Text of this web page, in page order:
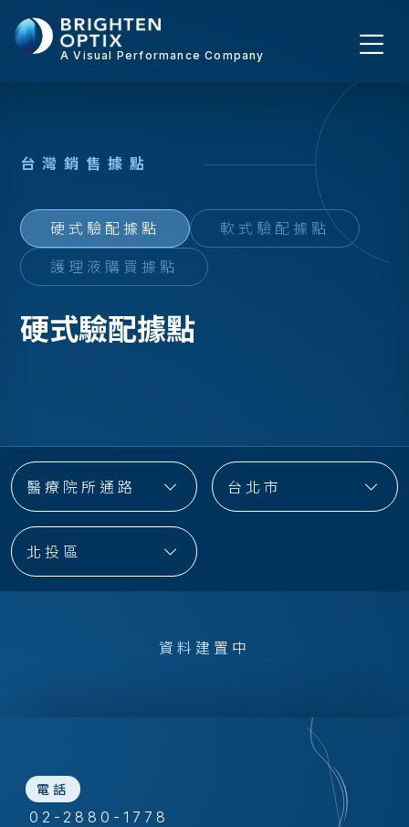
A Visual Performance Company
台灣銷 售據點
硬式驗配據點 軟式驗配據點
護理液購買據點
硬式驗配據點
醫療院所通路 台北市
北投區
資料建置中
電話
02-2880-1778